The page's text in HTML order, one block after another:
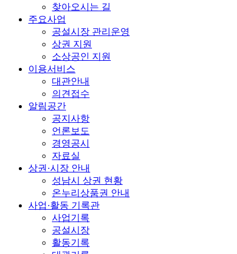
찾아오시는 길
주요사업
공설시장 관리운영
상권 지원
소상공인 지원
이용서비스
대관안내
의견접수
알림공간
공지사항
언론보도
경영공시
자료실
상권·시장 안내
성남시 상권 현황
온누리상품권 안내
사업·활동 기록관
사업기록
공설시장
활동기록